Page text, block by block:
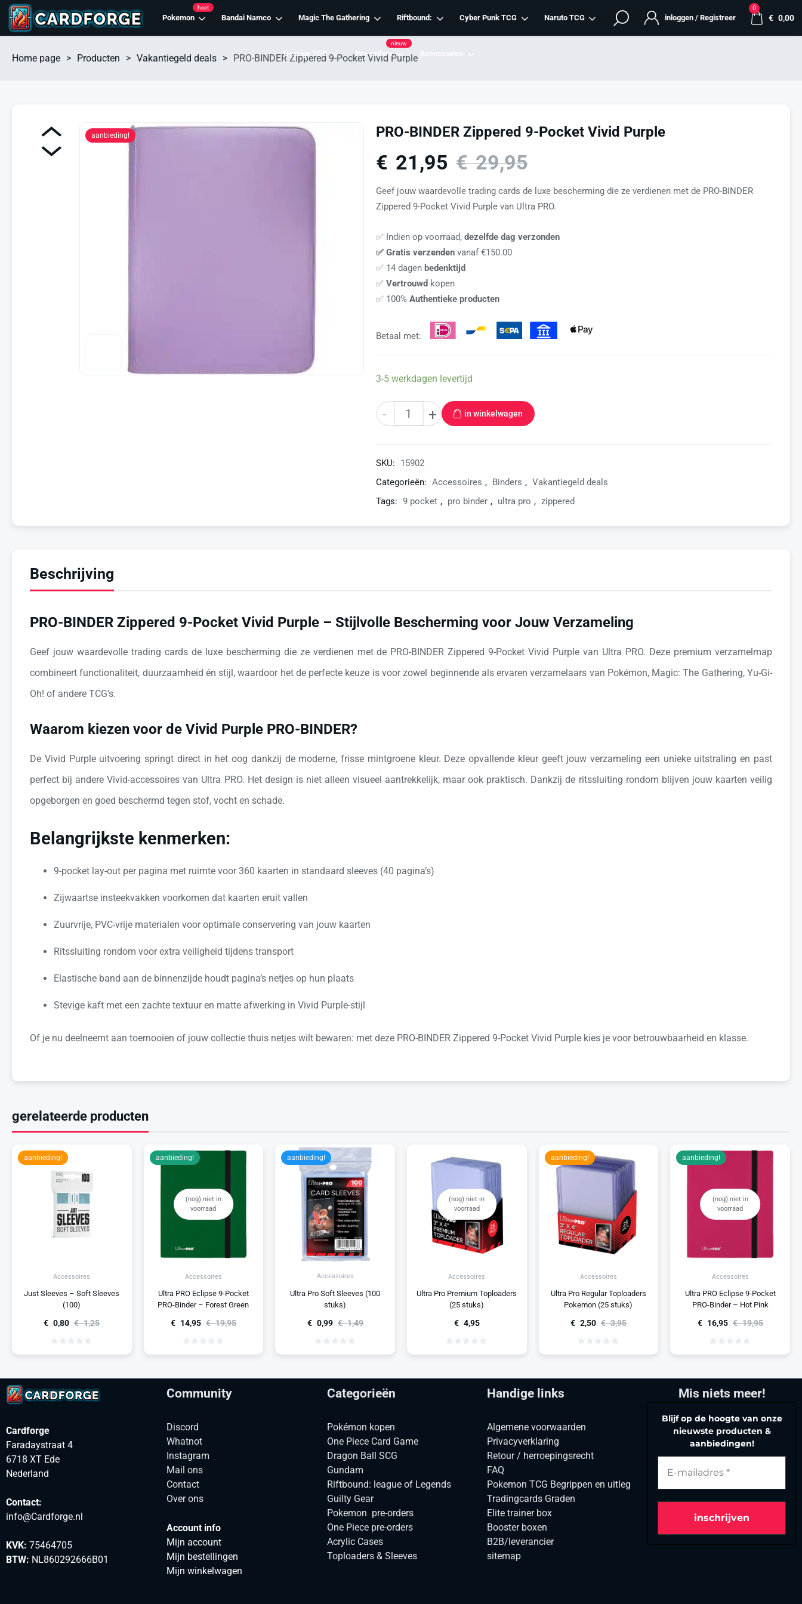
0
€ 0,00
inloggen / Registreer
Pokemon
heet
Bandai Namco Magic The Gathering Riftbound: Cyber Punk TCG Naruto TCG
Overige TCG Pre-orders
nieuw
Accessoires
Home page > Producten > Vakantiegeld deals > PRO-BINDER Zippered 9-Pocket Vivid Purple
aanbieding! PRO-BINDER Zippered 9-Pocket Vivid Purple
€29,95
€ 21,95
Geef jouw waardevolle trading cards de luxe bescherming die ze verdienen met de PRO-BINDER
Zippered 9-Pocket Vivid Purple van Ultra PRO.
✅ Indien op voorraad, dezelfde dag verzonden
✅ Gratis verzenden vanaf €150.00
✅ 14 dagen bedenktijd
✅ Vertrouwd kopen
✅ 100% Authentieke producten
Betaal met:
3-5 werkdagen levertijd
- + in winkelwagen
SKU:
15902
Categorieën: Accessoires , Binders , Vakantiegeld deals
Tags: 9 pocket , pro binder , ultra pro , zippered
Beschrijving
PRO-BINDER Zippered 9-Pocket Vivid Purple – Stijlvolle Bescherming voor Jouw Verzameling
Geef jouw waardevolle trading cards de luxe bescherming die ze verdienen met de PRO-BINDER Zippered 9-Pocket Vivid Purple van Ultra PRO. Deze premium verzamelmap
combineert functionaliteit, duurzaamheid én stijl, waardoor het de perfecte keuze is voor zowel beginnende als ervaren verzamelaars van Pokémon, Magic: The Gathering, Yu-Gi-
Oh! of andere TCG’s.
Waarom kiezen voor de Vivid Purple PRO-BINDER?
De Vivid Purple uitvoering springt direct in het oog dankzij de moderne, frisse mintgroene kleur. Deze opvallende kleur geeft jouw verzameling een unieke uitstraling en past
perfect bij andere Vivid-accessoires van Ultra PRO. Het design is niet alleen visueel aantrekkelijk, maar ook praktisch. Dankzij de ritssluiting rondom blijven jouw kaarten veilig
opgeborgen en goed beschermd tegen stof, vocht en schade.
Belangrijkste kenmerken:
9-pocket lay-out per pagina met ruimte voor 360 kaarten in standaard sleeves (40 pagina’s)
Zijwaartse insteekvakken voorkomen dat kaarten eruit vallen
Zuurvrije, PVC-vrije materialen voor optimale conservering van jouw kaarten
Ritssluiting rondom voor extra veiligheid tijdens transport
Elastische band aan de binnenzijde houdt pagina’s netjes op hun plaats
Stevige kaft met een zachte textuur en matte afwerking in Vivid Purple-stijl
Of je nu deelneemt aan toernooien of jouw collectie thuis netjes wilt bewaren: met deze PRO-BINDER Zippered 9-Pocket Vivid Purple kies je voor betrouwbaarheid en klasse.
gerelateerde producten
Accessoires
Just Sleeves – Soft Sleeves
(100)
€ 1,25
€ 0,80
aanbieding!
(nog) niet in
voorraad
Accessoires
Ultra PRO Eclipse 9-Pocket
PRO-Binder – Forest Green
€ 19,95
€ 14,95
aanbieding!
Accessoires
Ultra Pro Soft Sleeves (100
stuks)
€ 1,49
€ 0,99
aanbieding!
(nog) niet in
voorraad
Accessoires
Ultra Pro Premium Toploaders
(25 stuks)
€ 4,95
Accessoires
Ultra Pro Regular Toploaders
Pokemon (25 stuks)
€ 3,95
€ 2,50
aanbieding!
(nog) niet in
voorraad
Accessoires
Ultra PRO Eclipse 9-Pocket
PRO-Binder – Hot Pink
€ 19,95
€ 16,95
aanbieding!
Cardforge
Faradaystraat 4
6718 XT Ede
Nederland
Contact:
info@Cardforge.nl
KVK: 75464705
BTW: NL860292666B01
Community
Discord
Whatnot
Instagram
Mail ons
Contact
Over ons
Account info
Mijn account
Mijn bestellingen
Mijn winkelwagen
Categorieën
Pokémon kopen
One Piece Card Game
Dragon Ball SCG
Gundam
Riftbound: league of Legends
Guilty Gear
Pokemon pre-orders
One Piece pre-orders
Acrylic Cases
Toploaders & Sleeves
Handige links
Algemene voorwaarden
Privacyverklaring
Retour / herroepingsrecht
FAQ
Pokemon TCG Begrippen en uitleg
Tradingcards Graden
Elite trainer box
Booster boxen
B2B/leverancier
sitemap
Mis niets meer!
Blijf op de hoogte van onze
nieuwste producten &
aanbiedingen!